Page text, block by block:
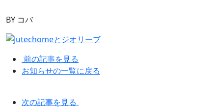
BY コバ
前の記事を見る
お知らせの一覧に戻る
次の記事を見る